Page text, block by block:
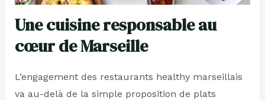
Une cuisine responsable au
cœur de Marseille
L’engagement des restaurants healthy marseillais
va au-delà de la simple proposition de plats